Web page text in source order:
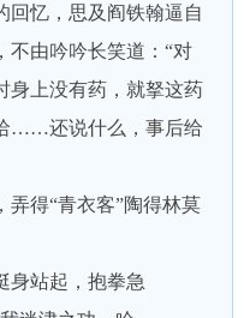
忆，思及阎铁翰逼自
不由吟吟长笑道：“对
身上没有药，就拏这药
……还说什么，事后给
得“青衣客”陶得林莫
站起，抱拳急